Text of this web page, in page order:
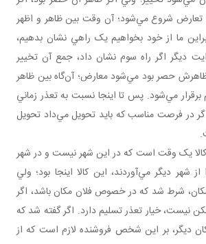
تعارض شروع مي‌شود؛ آن وقت بين ظاهر و اظهر
ما از خود بخواهيم يک راهي نشان بدهيم،
ديگر اگر راه سوم نشان داد، جمع آن تخيير
حصر بود مي‌شود معارض؛ آن‌گاه بين ظاهر
برقرار مي‌شود. پس تا اينجا نسبت به تعذر زماني
در فرصت مناسب که بايد تحويل مي‌داد تحويل
يک وقت است که در اين شهر نيست و در شهر
شهر ديگر مي‌آوردند، اين کالا اينجا بود؛ ولي
مکان، شرط شد که در خصوص فلان مکان باشد، اگر
نيست، خيار تعذر تسليم دارد. اگر گفته شد که
ديگر، بر اين شخص فروشنده لازم است که از